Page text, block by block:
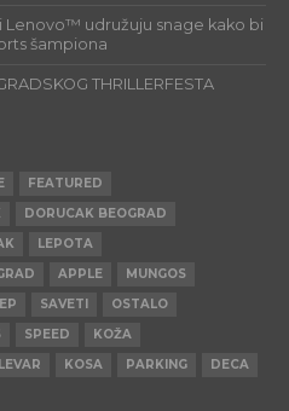
Lenovo™ udružuju snage kako bi
šampiona
THRILLERFESTA
FEATURED
DORUCAK BEOGRAD
LEPOTA
APPLE
MUNGOS
SAVETI
OSTALO
SPEED
KOŽA
KOSA PARKING
DECA